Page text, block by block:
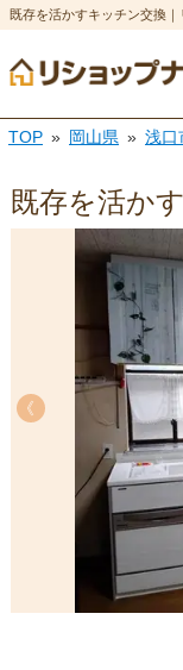
既存を活かすキッチン交換
TOP 岡山県 浅口
既存を活か
《